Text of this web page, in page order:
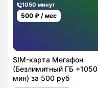
1050 минут
500 ₽ / мес
SIM-карта Мегафон
(Безлимитный ГБ +1050
мин) за 500 руб